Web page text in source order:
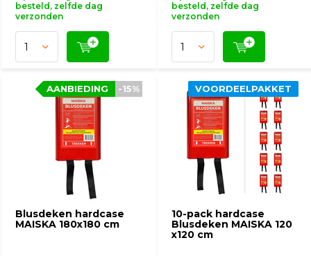
besteld, zelfde dag
verzonden
besteld, zelfde dag
verzonden
Blusdeken hardcase
MAISKA 180x180 cm
-15%
AANBIEDING
10-pack hardcase
Blusdeken MAISKA 120
x120 cm
VOORDEELPAKKET